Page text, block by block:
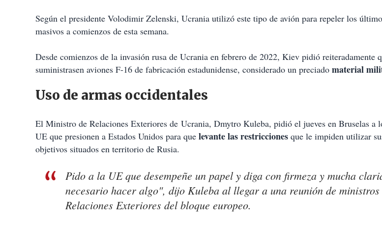
Según el presidente Volodimir Zelenski, Ucrania utilizó este tipo de avión para repeler los
masivos a comienzos de esta semana.
Desde comienzos de la invasión rusa de Ucrania en febrero de 2022, Kiev pidió reiteradamente
suministrasen aviones F-16 de fabricación estadunidense, considerado un preciado material
Uso de armas occidentales
El Ministro de Relaciones Exteriores de Ucrania, Dmytro Kuleba, pidió el jueves en Bruselas a
UE que presionen a Estados Unidos para que levante las restricciones que le impiden utilizar
objetivos situados en territorio de Rusia.
Pido a la UE que desempeñe un papel y diga con firmeza y mucha
necesario hacer algo", dijo Kuleba al llegar a una reunión de ministros
Relaciones Exteriores del bloque europeo.